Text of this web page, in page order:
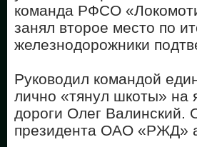
команда РФСО
занял второе место по
железнодорожники
Руководил командой
лично «тянул шкоты» на
дороги Олег Валинский.
президента ОАО «РЖД»